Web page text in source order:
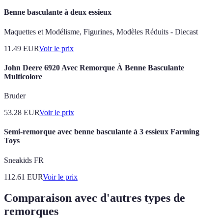
Benne basculante à deux essieux
Maquettes et Modélisme, Figurines, Modèles Réduits - Diecast
11.49 EURVoir le prix
John Deere 6920 Avec Remorque À Benne Basculante
Multicolore
Bruder
53.28 EURVoir le prix
Semi-remorque avec benne basculante à 3 essieux Farming
Toys
Sneakids FR
112.61 EURVoir le prix
Comparaison avec d'autres types de
remorques